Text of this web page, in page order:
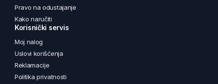
Pravo na odustajanje
Kako naručiti
Korisnički servis
Moj nalog
Uslovi korišćenja
Reklamacije
Politika privatnosti